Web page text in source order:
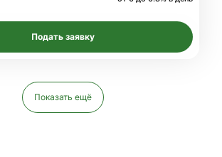
Подать заявку
Показать ещё